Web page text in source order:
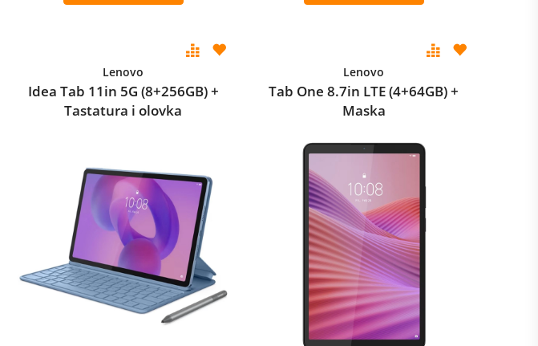
Lenovo
Idea Tab 11in 5G (8+256GB) +
Tastatura i olovka
Lenovo
Tab One 8.7in LTE (4+64GB) +
Maska